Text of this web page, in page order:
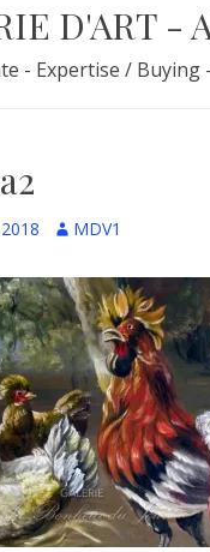
D'ART -
- Expertise / Buying
Auteur
MDV1